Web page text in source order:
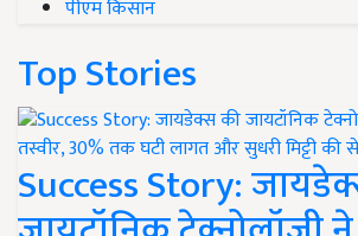
पीएम किसान
Top Stories
Success Story: